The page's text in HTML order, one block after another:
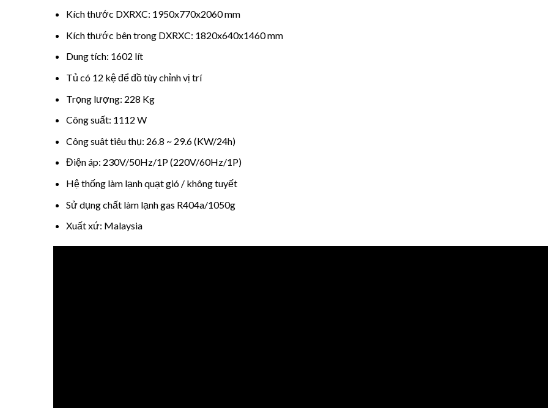
Kích thước DXRXC: 1950x770x2060 mm
Kích thước bên trong DXRXC: 1820x640x1460 mm
Dung tích: 1602 lít
Tủ có 12 kệ để đồ tùy chỉnh vị trí
Trọng lượng: 228 Kg
Công suất: 1112 W
Công suât tiêu thụ: 26.8 ~ 29.6 (KW/24h)
Điện áp: 230V/50Hz/1P (220V/60Hz/1P)
Hệ thống làm lạnh quạt gió / không tuyết
Sử dụng chất làm lạnh gas R404a/1050g
Xuất xứ: Malaysia